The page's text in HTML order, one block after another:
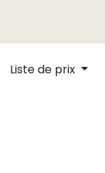
Liste de prix